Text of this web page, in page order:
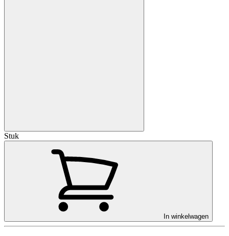
Stuk
In winkelwagen